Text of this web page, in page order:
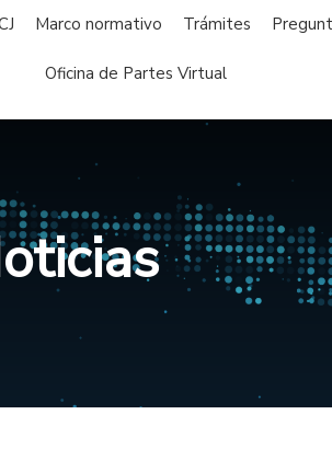
Marco normativo Trámites
Oficina de Partes Virtual